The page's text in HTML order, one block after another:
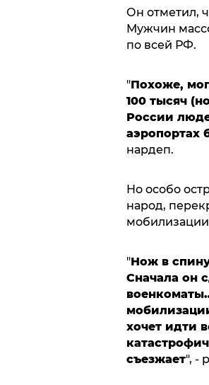
Он отметил,
Мужчин
по всей РФ.
"Похоже,
100 тысяч
России
аэропортах
нардеп.
Но особо
народ,
"Нож в
Сначала он
хочет идти
съезжает", -